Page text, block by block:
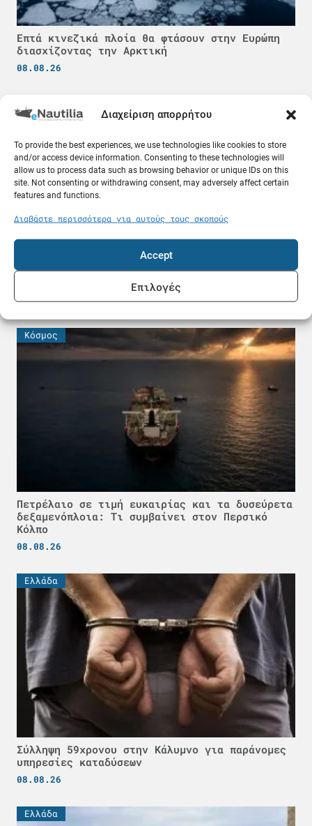
Διαχείριση απορρήτου
To provide the best experiences, we use technologies like cookies to store
and/or access device information. Consenting to these technologies will
allow us to process data such as browsing behavior or unique IDs on this
site. Not consenting or withdrawing consent, may adversely affect certain
features and functions.
Διαβάστε περισσότερα για αυτούς τους σκοπούς
Accept
Επιλογές
Επτά κινεζικά πλοία θα φτάσουν στην Ευρώπη
διασχίζοντας την Αρκτική
08.08.26
ADNOC: «Έχουν χτυπήσει 15 πλοία μας» – Ένας
νεκρός και 20 τραυματίες ναυτικοί
08.08.26
Κόσμος
Πετρέλαιο σε τιμή ευκαιρίας και τα δυσεύρετα
δεξαμενόπλοια: Τι συμβαίνει στον Περσικό
Κόλπο
08.08.26
Ελλάδα
Σύλληψη 59χρονου στην Κάλυμνο για παράνομες
υπηρεσίες καταδύσεων
08.08.26
Ελλάδα